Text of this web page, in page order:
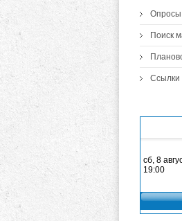
Опросы
Поиск
Ссылки